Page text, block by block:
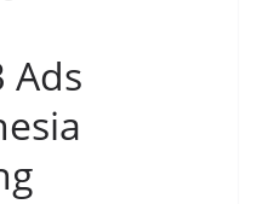
Ads